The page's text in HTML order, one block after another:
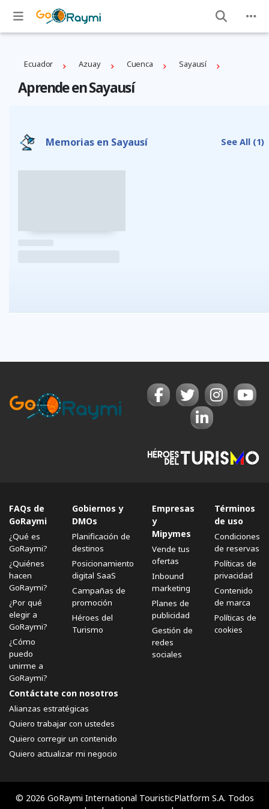
Ecuador Azuay Cuenca Sayausí
Aprende en Sayausí
Memorias en Sayausí See All (1)
FAQs de
GoRaymi
¿Qué es
GoRaymi?
¿Quiénes
hacen
GoRaymi?
¿Por qué
elegir a
GoRaymi?
¿Cómo
puedo
unirme a
GoRaymi?
Gobiernos y
DMOs
Planificación de
destinos
Posicionamiento
digital SaaS
Campañas de
promoción
Héroes del
Turismo
Empresas
y
Mipymes
Vende tus
ofertas
Inbound
marketing
Planes de
publicidad
Gestión de
redes
sociales
Términos
de uso
Condiciones
de reservas
Políticas de
privacidad
Contenido
de marca
Políticas de
cookies
Contáctate con nosotros
Alianzas estratégicas
Quiero trabajar con ustedes
Quiero corregir un contenido
Quiero actualizar mi negocio
© 2026 GoRaymi International TouristicPlatform S.A. Todos